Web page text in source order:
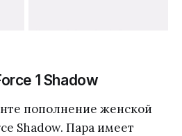
1 Shadow
пополнение женской
Shadow. Пара имеет